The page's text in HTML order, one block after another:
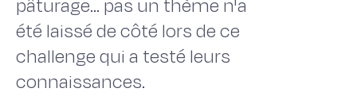
pâturage... pas un thème n'a
été laissé de côté lors de ce
challenge qui a testé leurs
connaissances.